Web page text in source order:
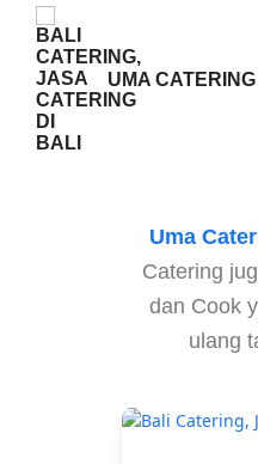
UMA
Uma
Catering
dan Cook
ulang